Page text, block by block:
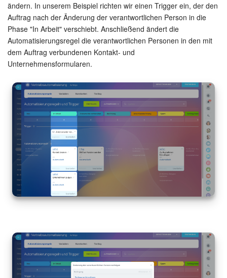
ändern. In unserem Beispiel richten wir einen Trigger ein, der den
Auftrag nach der Änderung der verantwortlichen Person in die
Phase "In Arbeit" verschiebt. Anschließend ändert die
Automatisierungsregel die verantwortlichen Personen in den mit
dem Auftrag verbundenen Kontakt- und
Unternehmensformularen.